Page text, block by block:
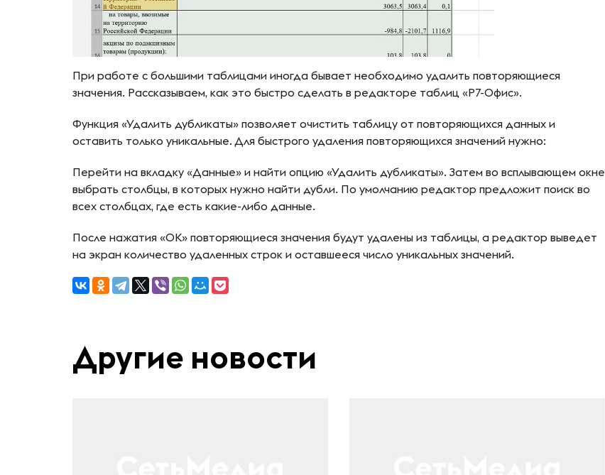
При работе с большими таблицами иногда бывает необходимо удалить повторяющиеся
значения. Рассказываем, как это быстро сделать в редакторе таблиц «Р7-Офис».
Функция «Удалить дубликаты» позволяет очистить таблицу от повторяющихся данных и
оставить только уникальные. Для быстрого удаления повторяющихся значений нужно:
Перейти на вкладку «Данные» и найти опцию «Удалить дубликаты». Затем во всплывающем окне
выбрать столбцы, в которых нужно найти дубли. По умолчанию редактор предложит поиск во
всех столбцах, где есть какие-либо данные.
После нажатия «ОК» повторяющиеся значения будут удалены из таблицы, а редактор выведет
на экран количество удаленных строк и оставшееся число уникальных значений.
Другие новости